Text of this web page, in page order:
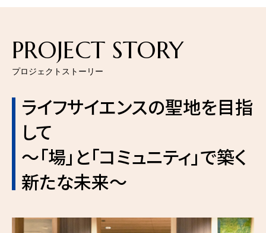
PROJECT STORY
プロジェクトストーリー
ライフサイエンスの聖地を目指
して
～「場」と「コミュニティ」で築く
新たな未来～